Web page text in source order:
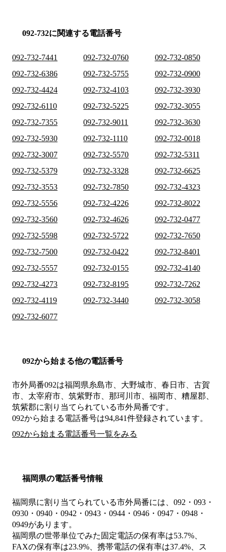
092-732に関連する電話番号
092-732-7441 092-732-0760
092-732-0850
092-732-6386
092-732-5755
092-732-0900
092-732-4424
092-732-4103
092-732-3930
092-732-6110
092-732-5225
092-732-3055
092-732-7355
092-732-9011
092-732-3630
092-732-5930
092-732-1110
092-732-0018
092-732-3007
092-732-5570
092-732-5311
092-732-5379
092-732-3328
092-732-6625
092-732-3553
092-732-7850
092-732-4323
092-732-5556
092-732-4226
092-732-8022
092-732-3560
092-732-4626
092-732-0477
092-732-5598
092-732-5722
092-732-7650
092-732-7500
092-732-0422
092-732-8401
092-732-5557
092-732-0155
092-732-4140
092-732-4273
092-732-8195
092-732-7262
092-732-4119
092-732-3440
092-732-3058
092-732-6077
092から始まる他の電話番号
市外局番092は福岡県糸島市、大野城市、春日市、古賀
市、太宰府市、筑紫野市、那珂川市、福岡市、糟屋郡、
筑紫郡に割り当てられている市外局番です。
092から始まる電話番号は94,841件登録されています。
092から始まる電話番号一覧をみる
福岡県の電話番号情報
福岡県に割り当てられている市外局番には、092・093・
0930・0940・0942・0943・0944・0946・0947・0948・
0949があります。
福岡県の世帯単位でみた固定電話の保有率は53.7%、
FAXの保有率は23.9%、携帯電話の保有率は37.4%、ス